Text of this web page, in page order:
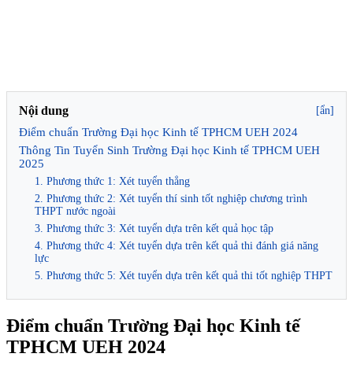
Nội dung [ẩn]
Điểm chuẩn Trường Đại học Kinh tế TPHCM UEH 2024
Thông Tin Tuyển Sinh Trường Đại học Kinh tế TPHCM UEH
2025
1. Phương thức 1: Xét tuyển thẳng
2. Phương thức 2: Xét tuyển thí sinh tốt nghiệp chương trình
THPT nước ngoài
3. Phương thức 3: Xét tuyển dựa trên kết quả học tập
4. Phương thức 4: Xét tuyển dựa trên kết quả thi đánh giá năng
lực
5. Phương thức 5: Xét tuyển dựa trên kết quả thi tốt nghiệp THPT
Điểm chuẩn Trường Đại học Kinh tế
TPHCM UEH 2024